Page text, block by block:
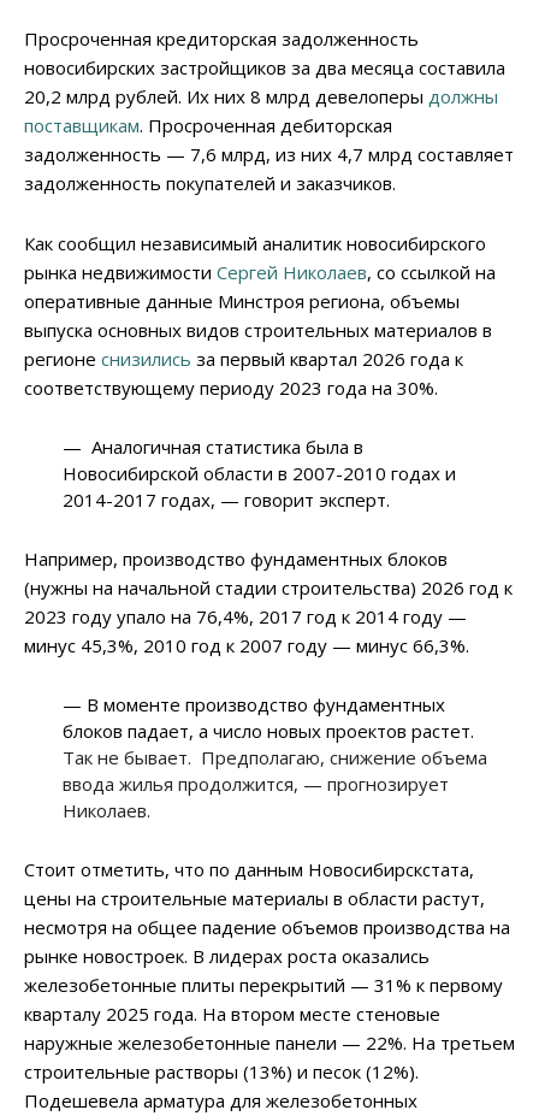
Просроченная кредиторская задолженность
новосибирских застройщиков за два месяца составила
20,2 млрд рублей. Их них 8 млрд девелоперы должны
поставщикам. Просроченная дебиторская
задолженность — 7,6 млрд, из них 4,7 млрд составляет
задолженность покупателей и заказчиков.
Как сообщил независимый аналитик новосибирского
рынка недвижимости Сергей Николаев, со ссылкой на
оперативные данные Минстроя региона, объемы
выпуска основных видов строительных материалов в
регионе снизились за первый квартал 2026 года к
соответствующему периоду 2023 года на 30%.
— Аналогичная статистика была в
Новосибирской области в 2007-2010 годах и
2014-2017 годах, — говорит эксперт.
Например, производство фундаментных блоков
(нужны на начальной стадии строительства) 2026 год к
2023 году упало на 76,4%, 2017 год к 2014 году —
минус 45,3%, 2010 год к 2007 году — минус 66,3%.
— В моменте производство фундаментных
блоков падает, а число новых проектов растет.
Так не бывает. Предполагаю, снижение объема
ввода жилья продолжится, — прогнозирует
Николаев.
Стоит отметить, что по данным Новосибирскстата,
цены на строительные материалы в области растут,
несмотря на общее падение объемов производства на
рынке новостроек. В лидерах роста оказались
железобетонные плиты перекрытий — 31% к первому
кварталу 2025 года. На втором месте стеновые
наружные железобетонные панели — 22%. На третьем
строительные растворы (13%) и песок (12%).
Подешевела арматура для железобетонных